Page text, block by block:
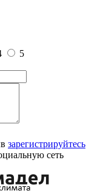
5
зарегистрируйтесь
сеть